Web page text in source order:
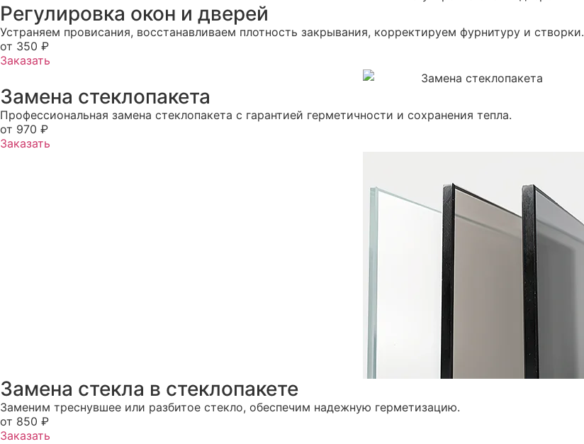
Регулировка окон и дверей
Устраняем провисания, восстанавливаем плотность закрывания, корректируем фурнитуру и створки.
от 350 ₽
Заказать
Замена стеклопакета
Профессиональная замена стеклопакета с гарантией герметичности и сохранения тепла.
от 970 ₽
Заказать
Замена стекла в стеклопакете
Заменим треснувшее или разбитое стекло, обеспечим надежную герметизацию.
от 850 ₽
Заказать